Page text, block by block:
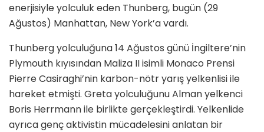
enerjisiyle yolculuk eden Thunberg, bugün (29
Ağustos) Manhattan, New York’a vardı.
Thunberg yolculuğuna 14 Ağustos günü İngiltere’nin
Plymouth kıyısından Maliza II isimli Monaco Prensi
Pierre Casiraghi’nin karbon-nötr yarış yelkenlisi ile
hareket etmişti. Greta yolculuğunu Alman yelkenci
Boris Herrmann ile birlikte gerçekleştirdi. Yelkenlide
ayrıca genç aktivistin mücadelesini anlatan bir